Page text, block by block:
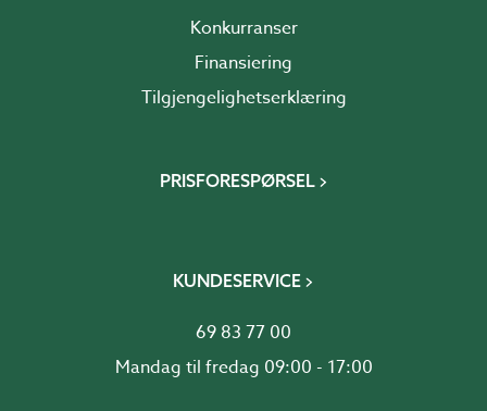
Konkurranser
Finansiering
Tilgjengelighetserklæring
PRISFORESPØRSEL
KUNDESERVICE
69 83 77 00
Mandag til fredag 09:00 - 17:00